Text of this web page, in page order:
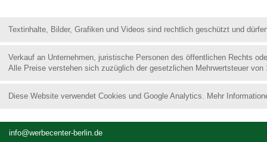
Textinhalte, Bilder, Grafiken und Videos sind rechtlich geschützt und
Verkauf an Unternehmen, juristische Personen des öffentlichen Rechts
Alle Preise verstehen sich zuzüglich der gesetzlichen Mehrwertsteuer von
Diese Website verwendet Cookies und Google Analytics. Mehr
info@werbecenter-berlin.de